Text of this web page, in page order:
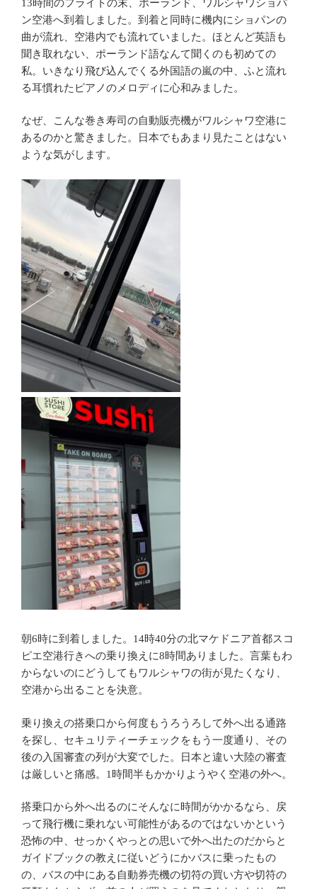
13時間のフライトの末、ポーランド、ワルシャワショパ
ン空港へ到着しました。到着と同時に機内にショパンの
曲が流れ、空港内でも流れていました。ほとんど英語も
聞き取れない、ポーランド語なんて聞くのも初めての
私。いきなり飛び込んでくる外国語の嵐の中、ふと流れ
る耳慣れたピアノのメロディに心和みました。
なぜ、こんな巻き寿司の自動販売機がワルシャワ空港に
あるのかと驚きました。日本でもあまり見たことはない
ような気がします。
朝6時に到着しました。14時40分の北マケドニア首都スコ
ピエ空港行きへの乗り換えに8時間ありました。言葉もわ
からないのにどうしてもワルシャワの街が見たくなり、
空港から出ることを決意。
乗り換えの搭乗口から何度もうろうろして外へ出る通路
を探し、セキュリティーチェックをもう一度通り、その
後の入国審査の列が大変でした。日本と違い大陸の審査
は厳しいと痛感。1時間半もかかりようやく空港の外へ。
搭乗口から外へ出るのにそんなに時間がかかるなら、戻
って飛行機に乗れない可能性があるのではないかという
恐怖の中、せっかくやっとの思いで外へ出たのだからと
ガイドブックの教えに従いどうにかバスに乗ったもの
の、バスの中にある自動券売機の切符の買い方や切符の